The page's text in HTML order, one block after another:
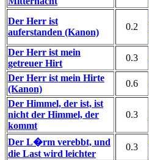
Der Herr ist
auferstanden (Kanon)
0.2
Der Herr ist mein
getreuer Hirt
0.3
Der Herr ist mein Hirte
(Kanon)
0.6
Der Himmel, der ist, ist
nicht der Himmel, der
kommt
0.3
Der L�rm verebbt, und
die Last wird leichter
0.3